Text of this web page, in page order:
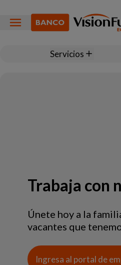
Servicios
Trabaja con
Únete hoy a la
vacantes que
Ingresa al portal de